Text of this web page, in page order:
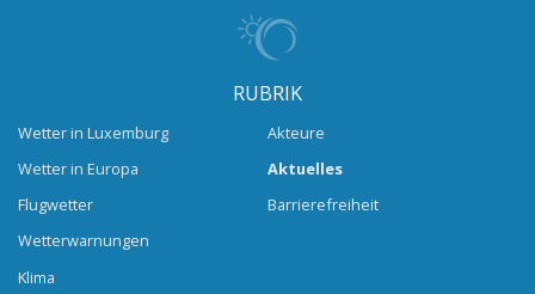
RUBRIK
Wetter in Luxemburg
Wetter in Europa
Flugwetter
Wetterwarnungen
Klima
Akteure
Aktuelles
Barrierefreiheit